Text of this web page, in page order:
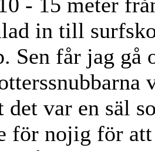
- 15 meter
in till
Sen får jag gå
det var en säl
för nojig för att